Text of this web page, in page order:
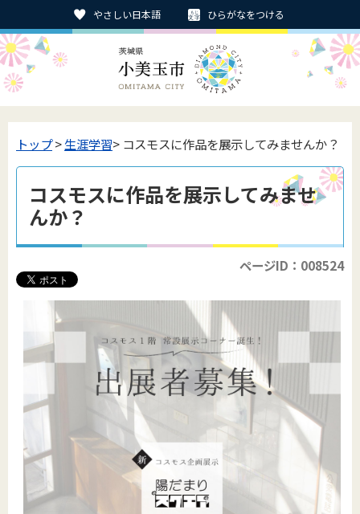
やさしい日本語 ひらがなをつける
トップ>生涯学習> コスモスに作品を展示してみませんか？
コスモスに作品を展示してみませ
んか？
ページID：008524